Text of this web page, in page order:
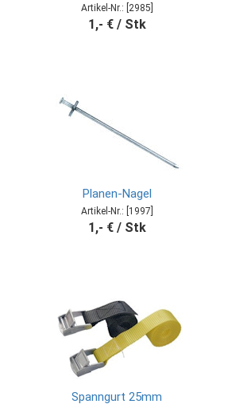
Artikel-Nr.: [2985]
1,- € / Stk
Planen-Nagel
Artikel-Nr.: [1997]
1,- € / Stk
Spanngurt 25mm